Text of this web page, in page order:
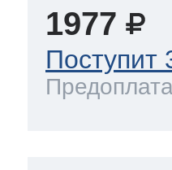
1977
Поступит